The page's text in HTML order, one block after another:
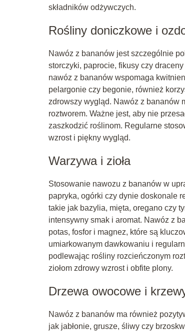
składników odżywczych.
Rośliny doniczkowe i
Nawóz z bananów jest szczególnie
storczyki, paprocie, fikusy czy
nawóz z bananów wspomaga
pelargonie czy begonie, również
zdrowszy wygląd. Nawóz z bananów
roztworem. Ważne jest, aby nie
zaszkodzić roślinom. Regularne
wzrost i piękny wygląd.
Warzywa i zioła
Stosowanie nawozu z bananów w
papryka, ogórki czy dynie doskonale
takie jak bazylia, mięta, oregano czy
intensywny smak i aromat. Nawóz z
potas, fosfor i magnez, które są
umiarkowanym dawkowaniu i
podlewając rośliny rozcieńczonym
ziołom zdrowy wzrost i obfite plony.
Drzewa owocowe i
Nawóz z bananów ma również
jak jabłonie, grusze, śliwy czy